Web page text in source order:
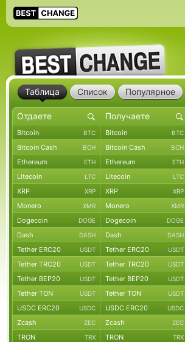
Таблица Список Популярное
Bitcoin BTC Bitcoin BTC
Bitcoin Cash BCH Bitcoin Cash BCH
Ethereum ETH Ethereum ETH
Litecoin LTC Litecoin LTC
XRP XRP XRP XRP
Monero XMR Monero XMR
Dogecoin DOGE Dogecoin DOGE
Dash DASH Dash DASH
Tether ERC20 USDT Tether ERC20 USDT
Tether TRC20 USDT Tether TRC20 USDT
Tether BEP20 USDT Tether BEP20 USDT
Tether TON USDT Tether TON USDT
USDC ERC20 USDC USDC ERC20 USDC
Zcash ZEC Zcash ZEC
TRON TRX TRON TRX